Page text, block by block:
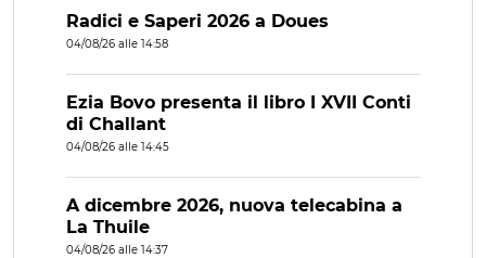
Radici e Saperi 2026 a Doues
04/08/26 alle 14:58
Ezia Bovo presenta il libro I XVII Conti
di Challant
04/08/26 alle 14:45
A dicembre 2026, nuova telecabina a
La Thuile
04/08/26 alle 14:37